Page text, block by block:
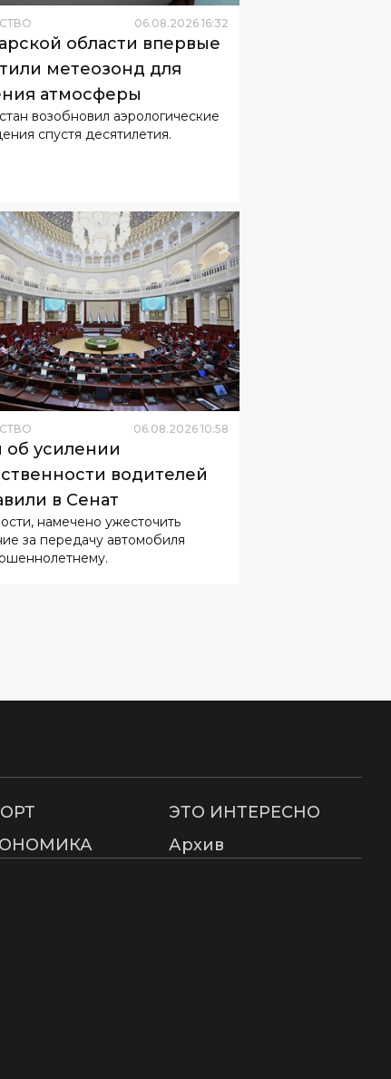
06.08.2026 16:32
области впервые
метеозонд для
атмосферы
возобновил аэрологические
спустя десятилетия.
06.08.2026 10:58
об усилении
водителей
в Сенат
намечено ужесточить
за передачу автомобиля
ЭТО ИНТЕРЕСНО
Архив